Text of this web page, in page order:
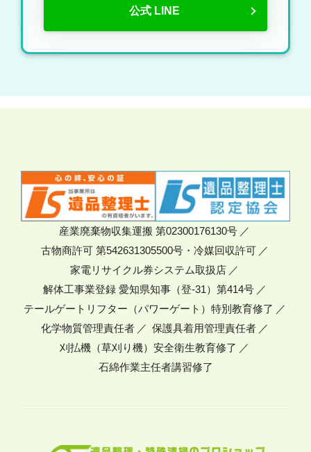
公式 LINE
産業廃棄物収集運搬 第02300176130号
古物商許可 第542631305500号・冷媒回収許可
家電リサイクル券システム取扱店
解体工事業登録 愛知県知事（登-31）第414号
テールゲートリフター（パワーゲート）特別教育修了
化学物質管理責任者
保護具着用管理責任者
刈払機（草刈り機）安全衛生教育修了
石綿作業主任者講習修了